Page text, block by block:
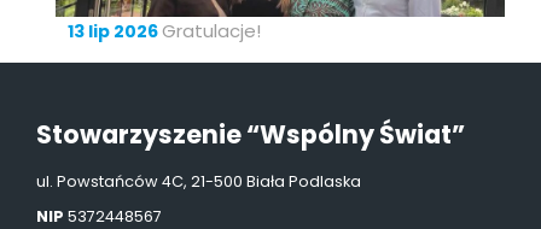
13 lip 2026 Gratulacje!
Stowarzyszenie “Wspólny Świat”
ul. Powstańców 4C, 21-500 Biała Podlaska
NIP 5372448567